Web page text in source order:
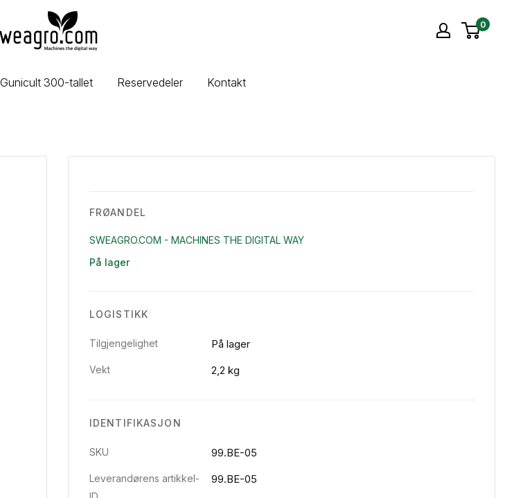
sweagro.com
-
the
0
Gunicult 300-tallet Reservedeler Kontakt
FRØANDEL
SWEAGRO.COM - MACHINES THE DIGITAL WAY
På lager
LOGISTIKK
Tilgjengelighet På lager
Vekt 2,2 kg
IDENTIFIKASJON
SKU 99.BE-05
Leverandørens artikkel-
99.BE-05